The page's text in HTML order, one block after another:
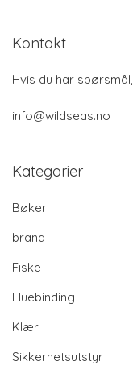
Kontakt
Hvis du har
info@wildseas.no
Kategorier
Bøker
brand
Fiske
Fluebinding
Klær
Sikkerhetsutstyr